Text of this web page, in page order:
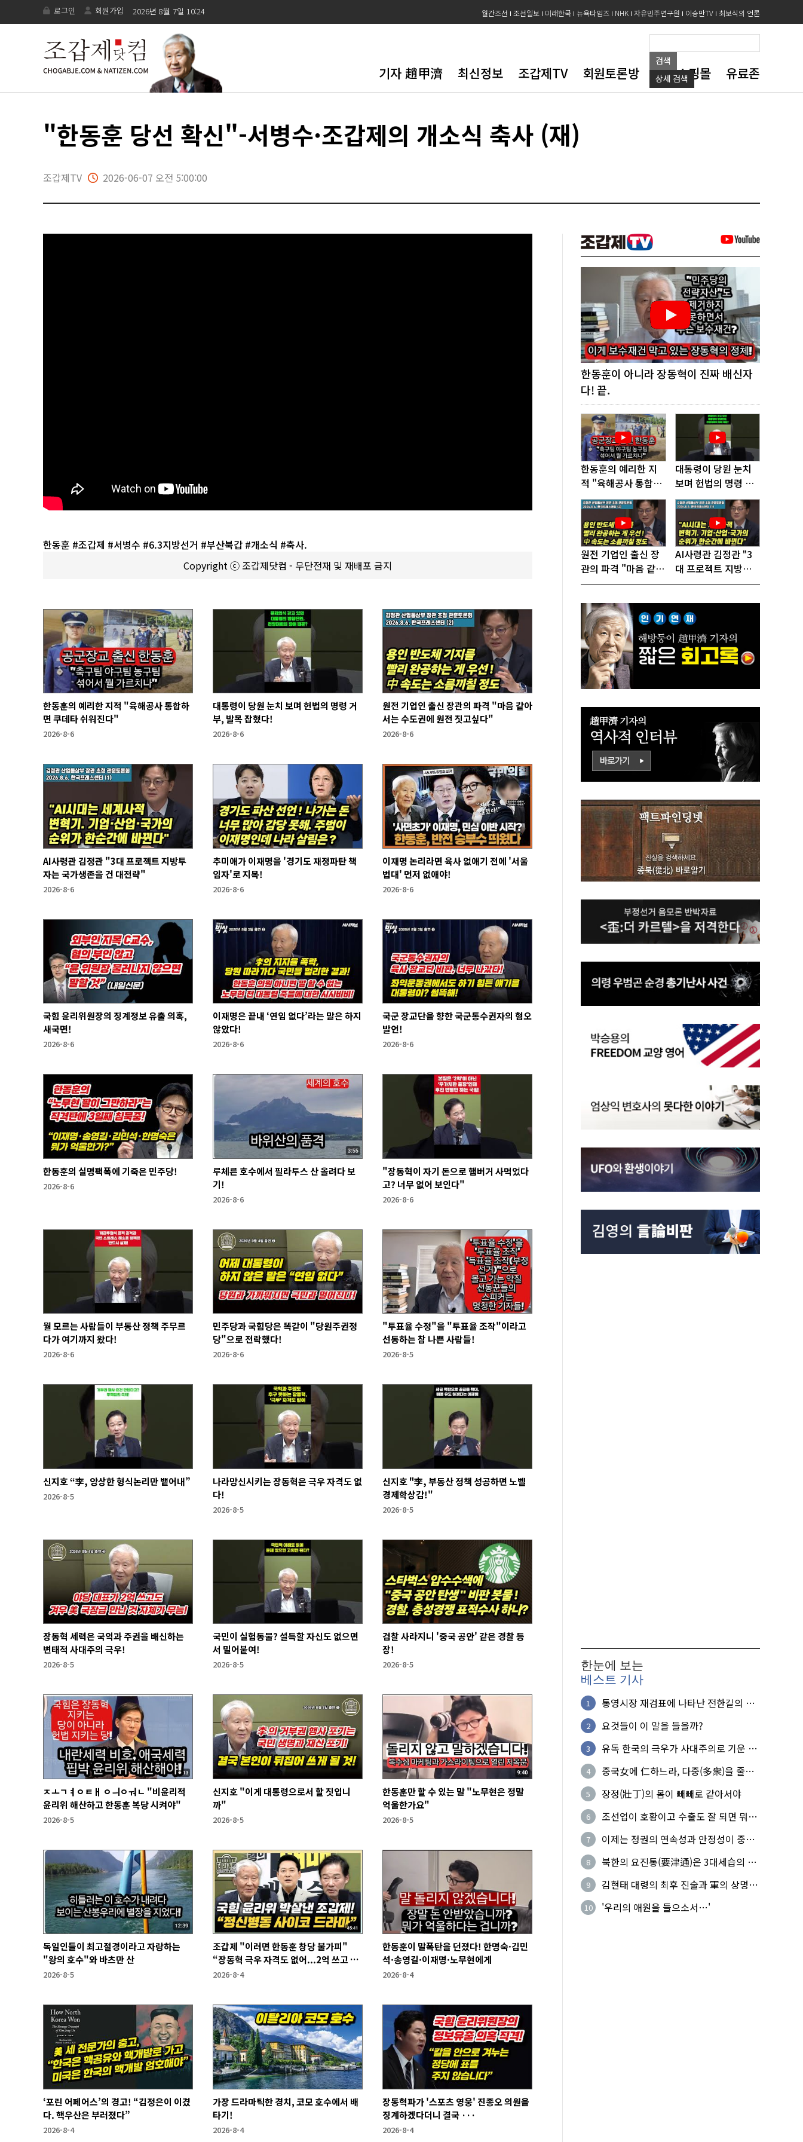
로그인 회원가입 2026년 8월 7일 10:24 월간조선 조선일보 미래한국 뉴욕타임즈 NHK 자유민주연구원 이승만TV 최보식의 언론
검색
상세 검색
기자 趙甲濟 최신정보 조갑제TV 회원토론방 도서쇼핑몰 유료존
"한동훈 당선 확신"-서병수·조갑제의 개소식 축사 (재)
조갑제TV 2026-06-07 오전 5:00:00
한동훈 #조갑제 #서병수 #6.3지방선거 #부산북갑 #개소식 #축사.
Copyright ⓒ 조갑제닷컴 - 무단전재 및 재배포 금지
한동훈의 예리한 지적 "육해공사 통합하
면 쿠데타 쉬워진다"
2026-8-6
대통령이 당원 눈치 보며 헌법의 명령 거
부, 발목 잡혔다!
2026-8-6
원전 기업인 출신 장관의 파격 "마음 같아
서는 수도권에 원전 짓고싶다"
2026-8-6
AI사령관 김정관 "3대 프로젝트 지방투
자는 국가생존을 건 대전략"
2026-8-6
추미애가 이재명을 '경기도 재정파탄 책
임자'로 지목!
2026-8-6
이재명 논리라면 육사 없애기 전에 '서울
법대' 먼저 없애야!
2026-8-6
국힘 윤리위원장의 징계정보 유출 의혹,
새국면!
2026-8-6
이재명은 끝내 ‘연임 없다’라는 말은 하지
않았다!
2026-8-6
국군 장교단을 향한 국군통수권자의 혐오
발언!
2026-8-6
한동훈의 실명팩폭에 기죽은 민주당!
2026-8-6
루체른 호수에서 필라투스 산 올려다 보
기!
2026-8-6
"장동혁이 자기 돈으로 햄버거 사먹었다
고? 너무 없어 보인다"
2026-8-6
뭘 모르는 사람들이 부동산 정책 주무르
다가 여기까지 왔다!
2026-8-6
민주당과 국힘당은 똑같이 "당원주권정
당"으로 전락했다!
2026-8-6
"투표율 수정"을 "투표율 조작"이라고
선동하는 참 나쁜 사람들!
2026-8-5
신지호 “李, 앙상한 형식논리만 뱉어내”
2026-8-5
나라망신시키는 장동혁은 극우 자격도 없
다!
2026-8-5
신지호 "李, 부동산 정책 성공하면 노벨
경제학상감!"
2026-8-5
장동혁 세력은 국익과 주권을 배신하는
변태적 사대주의 극우!
2026-8-5
국민이 실험동물? 설득할 자신도 없으면
서 밀어붙여!
2026-8-5
검찰 사라지니 '중국 공안' 같은 경찰 등
장!
2026-8-5
ㅈㅗㄱㅕㅇㅌㅐ ㅇㅢㅇㅝㄴ "비윤리적
윤리위 해산하고 한동훈 복당 시켜야"
2026-8-5
신지호 "이게 대통령으로서 할 짓입니
까"
2026-8-5
한동훈만 할 수 있는 말 "노무현은 정말
억울한가요"
2026-8-5
독일인들이 최고절경이라고 자랑하는
"왕의 호수"와 바츠만 산
2026-8-5
조갑제 "이러면 한동훈 창당 불가피"
“장동혁 극우 자격도 없어...2억 쓰고 성
과 없어”
2026-8-4
한동훈이 말폭탄을 던졌다! 한명숙·김민
석·송영길·이재명·노무현에게
2026-8-4
‘포린 어페어스’의 경고! “김정은이 이겼
다. 핵우산은 부러졌다”
2026-8-4
가장 드라마틱한 경치, 코모 호수에서 배
타기!
2026-8-4
장동혁파가 '스포츠 영웅' 진종오 의원을
징계하겠다더니 결국 ···
2026-8-4
한동훈이 아니라 장동혁이 진짜 배신자
다! 끝.
한동훈의 예리한 지
적 "육해공사 통합하
면 쿠데타 쉬워진다"
대통령이 당원 눈치
보며 헌법의 명령 거
부, 발목 잡혔다!
원전 기업인 출신 장
관의 파격 "마음 같아
서는 수도권에 원전
AI사령관 김정관 "3
대 프로젝트 지방투
자는 국가생존을 건
한눈에 보는
베스트 기사
1
통영시장 재검표에 나타난 전한길의 무
2 요것들이 이 말을 들을까?
3
유독 한국의 극우가 사대주의로 기운 이
4
중국女에 仁하느라, 다중(多衆)을 줄세
5 장정(壯丁)의 몸이 빼빼로 같아서야
6
조선업이 호황이고 수출도 잘 되면 뭐하
7
이제는 정권의 연속성과 안정성이 중요
8
북한의 요진통(要津通)은 3대세습의 사
9
김현태 대령의 최후 진술과 軍의 상명하
10 '우리의 애원을 들으소서…'